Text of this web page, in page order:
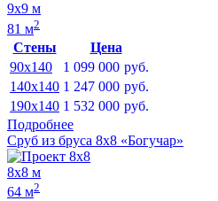
9х9 м
81 м2
Стены
Цена
90x140
1 099 000 руб.
140x140 1 247 000 руб.
190x140 1 532 000 руб.
Подробнее
Сруб из бруса 8х8 «Богучар»
8х8 м
64 м2